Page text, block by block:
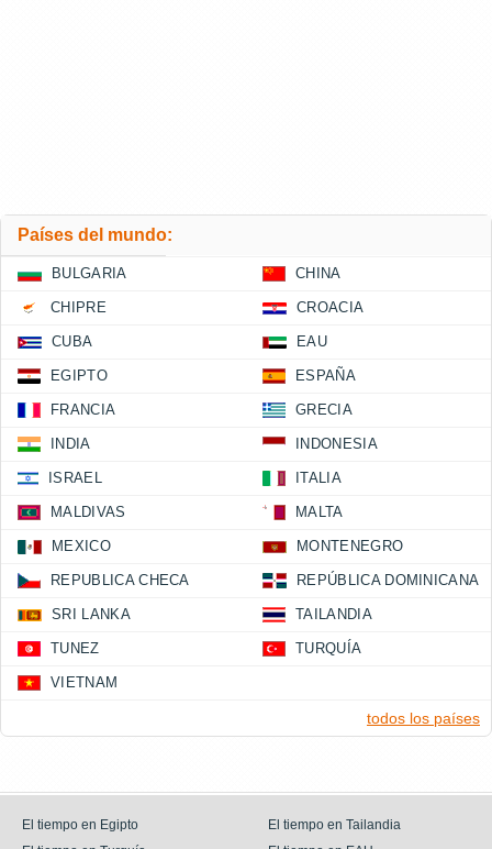
Países del mundo:
BULGARIA CHINA
CHIPRE CROACIA
CUBA EAU
EGIPTO ESPAÑA
FRANCIA GRECIA
INDIA INDONESIA
ISRAEL ITALIA
MALDIVAS MALTA
MEXICO MONTENEGRO
REPUBLICA CHECA REPÚBLICA DOMINICANA
SRI LANKA TAILANDIA
TUNEZ TURQUÍA
VIETNAM
todos los países
El tiempo en Egipto
El tiempo en Tailandia